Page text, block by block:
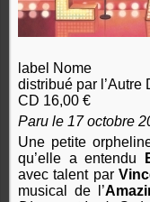
label Nome
distribué par l’Autre
CD 16,00 €
Paru le 17 octobre
Une petite
qu’elle a entendu
avec talent par
musical de l’